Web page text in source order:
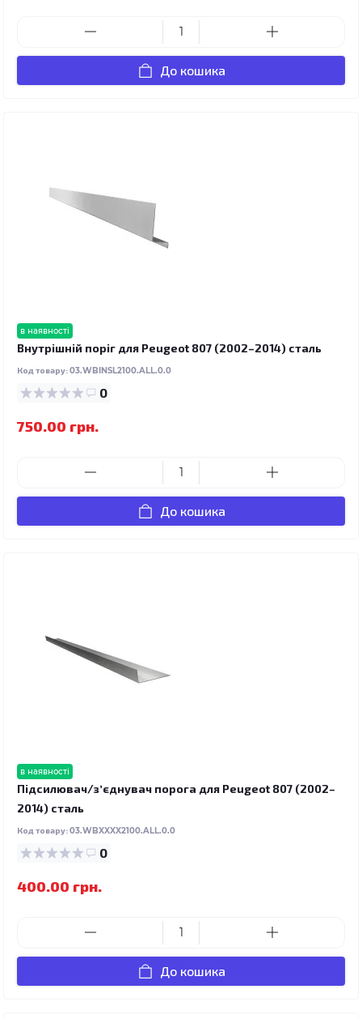
До кошика
в наявності
Внутрішній поріг для Peugeot 807 (2002–2014) сталь
Код товару:03.WBINSL2100.ALL.0.0
0
750.00 грн.
До кошика
в наявності
Підсилювач/зʼєднувач порога для Peugeot 807 (2002–
2014) сталь
Код товару:03.WBXXXX2100.ALL.0.0
0
400.00 грн.
До кошика